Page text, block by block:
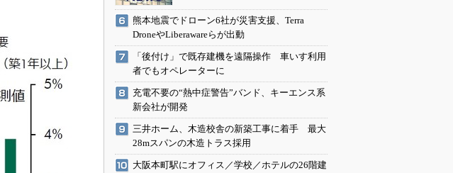
熊本地震でドローン6社が災害支援、Terra
DroneやLiberawareらが出動
「後付け」で既存建機を遠隔操作 車いす利用
者でもオペレーターに
充電不要の“熱中症警告”バンド、キーエンス系
新会社が開発
三井ホーム、木造校舎の新築工事に着手 最大
28mスパンの木造トラス採用
大阪本町駅にオフィス／学校／ホテルの26階建